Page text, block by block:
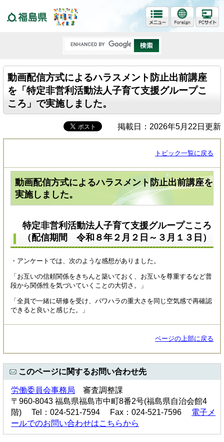
動画配信方式によるハラスメント防止出前講座
を「特定非営利活動法人子育て支援グループこ
ころ」で実施しました。
掲載日：2026年5月22日更新
トピック一覧に戻る
動画配信方式によるハラスメント防止出前講座を
実施しました。
特定非営利活動法人子育て支援グループこころ​
（配信期間 令和８年２月２日～３月１３日）
・アンケートでは、次のような感想がありました。
「お互いの信頼関係をきちんと築いておく、お互いを尊重するなど普
段から関係性を気づいていくことの大切さ。」
「全員で一緒に研修を受け、パワハラの重大さを同じ空気感で再確認
できると良いと感じた。」
ページの上部に戻る
このページに関するお問い合わせ先
労働委員会事務局 審査調整課
〒960-8043 福島県福島市中町8番2号(福島県自治会館4
階) Tel：024-521-7594 Fax：024-521-7596 電子メ
ールでのお問い合わせはこちらから